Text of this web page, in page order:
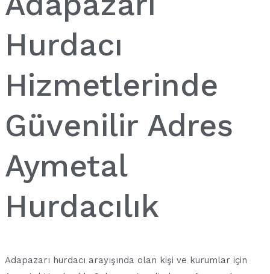
Hurdacı
Hizmetlerinde
Güvenilir Adres
Aymetal
Hurdacılık
Adapazarı hurdacı arayışında olan kişi ve kurumlar için